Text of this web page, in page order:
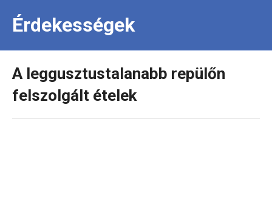
Érdekességek
A leggusztustalanabb repülőn
felszolgált ételek